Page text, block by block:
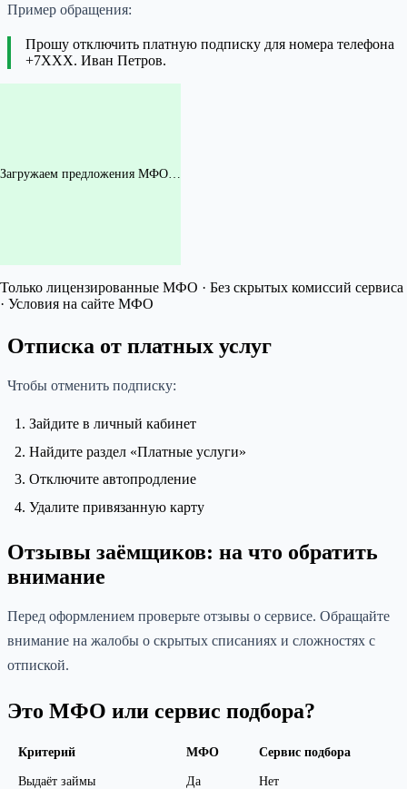
Пример обращения:
Прошу отключить платную подписку для номера телефона
+7XXX. Иван Петров.
Загружаем предложения МФО…
Только лицензированные МФО · Без скрытых комиссий сервиса
· Условия на сайте МФО
Отписка от платных услуг
Чтобы отменить подписку:
Зайдите в личный кабинет
Найдите раздел «Платные услуги»
Отключите автопродление
Удалите привязанную карту
Отзывы заёмщиков: на что обратить
внимание
Перед оформлением проверьте отзывы о сервисе. Обращайте
внимание на жалобы о скрытых списаниях и сложностях с
отпиской.
Это МФО или сервис подбора?
Критерий МФО Сервис подбора
Выдаёт займы Да Нет